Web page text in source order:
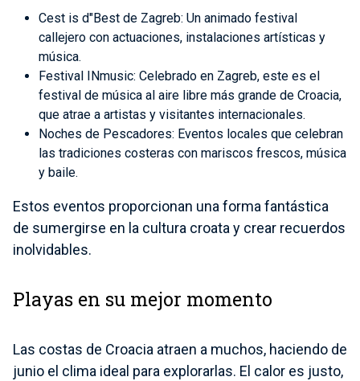
Cest is d"Best de Zagreb: Un animado festival
callejero con actuaciones, instalaciones artísticas y
música.
Festival INmusic: Celebrado en Zagreb, este es el
festival de música al aire libre más grande de Croacia,
que atrae a artistas y visitantes internacionales.
Noches de Pescadores: Eventos locales que celebran
las tradiciones costeras con mariscos frescos, música
y baile.
Estos eventos proporcionan una forma fantástica
de sumergirse en la cultura croata y crear recuerdos
inolvidables.
Playas en su mejor momento
Las costas de Croacia atraen a muchos, haciendo de
junio el clima ideal para explorarlas. El calor es justo,